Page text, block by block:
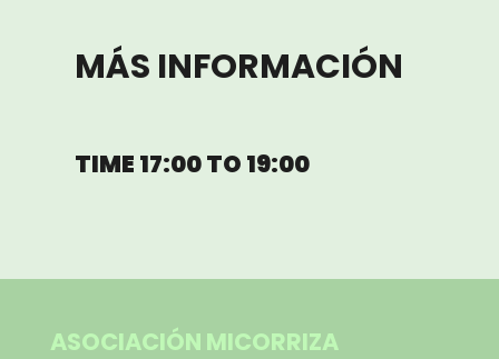
MÁS INFORMACIÓN
TIME 17:00 TO 19:00
ASOCIACIÓN MICORRIZA